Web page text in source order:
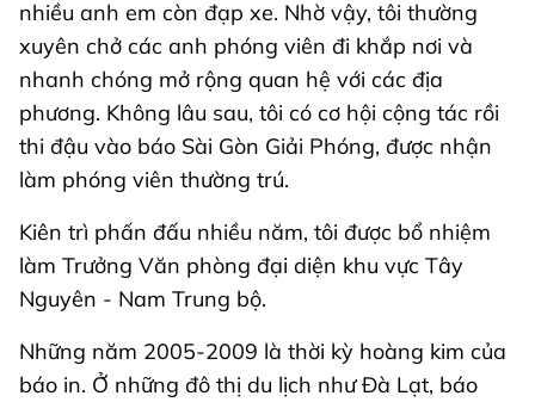
nhiều anh em còn đạp xe. Nhờ vậy, tôi thường
xuyên chở các anh phóng viên đi khắp nơi và
nhanh chóng mở rộng quan hệ với các địa
phương. Không lâu sau, tôi có cơ hội cộng tác rồi
thi đậu vào báo Sài Gòn Giải Phóng, được nhận
làm phóng viên thường trú.
Kiên trì phấn đấu nhiều năm, tôi được bổ nhiệm
làm Trưởng Văn phòng đại diện khu vực Tây
Nguyên - Nam Trung bộ.
Những năm 2005-2009 là thời kỳ hoàng kim của
báo in. Ở những đô thị du lịch như Đà Lạt, báo